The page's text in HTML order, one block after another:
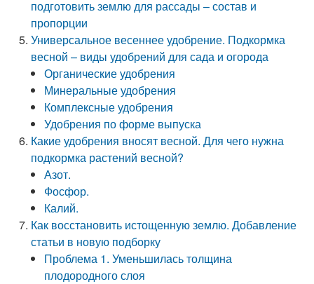
подготовить землю для рассады – состав и
пропорции
Универсальное весеннее удобрение. Подкормка
весной – виды удобрений для сада и огорода
Органические удобрения
Минеральные удобрения
Комплексные удобрения
Удобрения по форме выпуска
Какие удобрения вносят весной. Для чего нужна
подкормка растений весной?
Азот.
Фосфор.
Калий.
Как восстановить истощенную землю. Добавление
статьи в новую подборку
Проблема 1. Уменьшилась толщина
плодородного слоя